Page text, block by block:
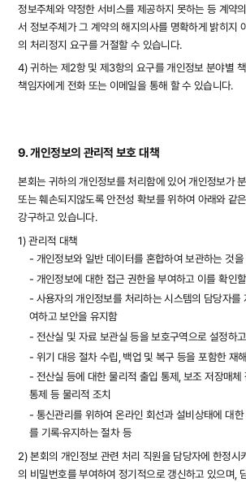
정보주체와 약정한 서비스를 제공하지 못하는 등 계약
서 정보주체가 그 계약의 해지의사를 명확하게 밝히지
의 처리정지 요구를 거절할 수 있습니다.
4) 귀하는 제2항 및 제3항의 요구를 개인정보 분야별
책임자에게 전화 또는 이메일을 통해 할 수 있습니다.
9. 개인정보의 관리적 보호 대책
본회는 귀하의 개인정보를 처리함에 있어 개인정보가
또는 훼손되지않도록 안전성 확보를 위하여 아래와 같
강구하고 있습니다.
1) 관리적 대책
- 개인정보와 일반 데이터를 혼합하여 보관하는 것을
- 개인정보에 대한 접근 권한을 부여하고 이를 확인
- 사용자의 개인정보를 처리하는 시스템의 담당자를
여하고 보안을 유지함
- 전산실 및 자료 보관실 등을 보호구역으로 설정하
- 위기 대응 절차 수립, 백업 및 복구 등을 포함한 재
- 전산실 등에 대한 물리적 출입 통제, 보조 저장매체
통제 등 물리적 조치
- 통신관리를 위하여 온라인 회선과 설비상태에 대
를 기록·유지하는 절차 등
2) 본회의 개인정보 관련 처리 직원을 담당자에 한정시
의 비밀번호를 부여하여 정기적으로 갱신하고 있으며,